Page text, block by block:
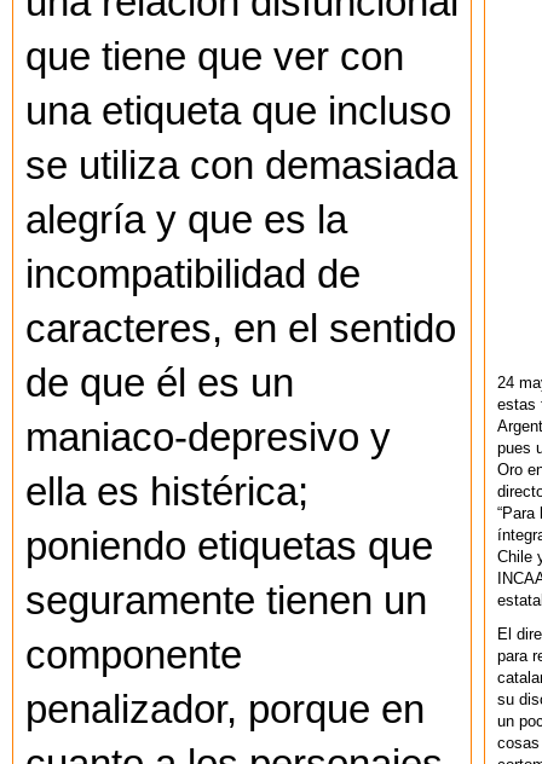
que tiene que ver con
una etiqueta que incluso
se utiliza con demasiada
alegría y que es la
incompatibilidad de
caracteres, en el sentido
de que él es un
maniaco-depresivo y
ella es histérica;
poniendo etiquetas que
seguramente tienen un
componente
penalizador, porque en
24
estas
pues
Oro
“Para
Chile
El
para
su
un
cosas